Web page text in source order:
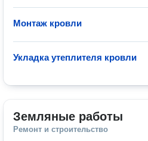
Монтаж кровли
Укладка утеплителя кровли
Земляные работы
Ремонт и строительство